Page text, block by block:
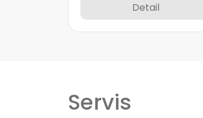
Detail
Servis